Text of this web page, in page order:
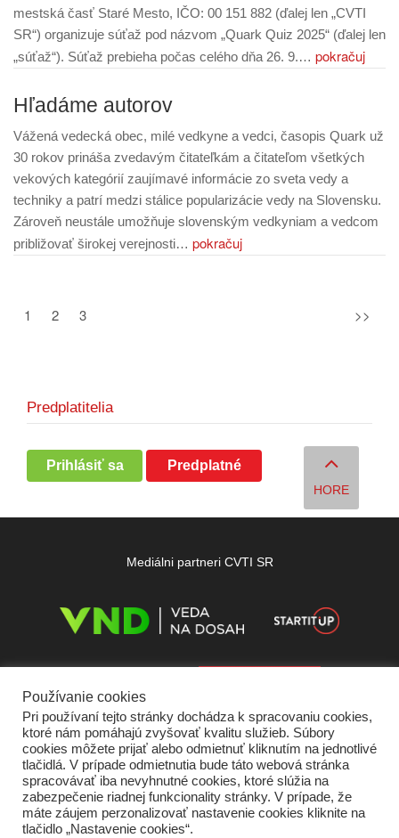
mestská časť Staré Mesto, IČO: 00 151 882 (ďalej len „CVTI
SR“) organizuje súťaž pod názvom „Quark Quiz 2025“ (ďalej len
„súťaž“). Súťaž prebieha počas celého dňa 26. 9.… pokračuj
Hľadáme autorov
Vážená vedecká obec, milé vedkyne a vedci, časopis Quark už
30 rokov prináša zvedavým čitateľkám a čitateľom všetkých
vekových kategórií zaujímavé informácie zo sveta vedy a
techniky a patrí medzi stálice popularizácie vedy na Slovensku.
Zároveň neustále umožňuje slovenským vedkyniam a vedcom
približovať širokej verejnosti… pokračuj
1 2 3 >>
Predplatitelia
Prihlásiť sa Predplatné
HORE
Mediálni partneri CVTI SR
Používanie cookies
Pri používaní tejto stránky dochádza k spracovaniu cookies,
ktoré nám pomáhajú zvyšovať kvalitu služieb. Súbory
cookies môžete prijať alebo odmietnuť kliknutím na jednotlivé
tlačidlá. V prípade odmietnutia bude táto webová stránka
spracovávať iba nevyhnutné cookies, ktoré slúžia na
zabezpečenie riadnej funkcionality stránky. V prípade, že
máte záujem perzonalizovať nastavenie cookies kliknite na
tlačidlo „Nastavenie cookies“.